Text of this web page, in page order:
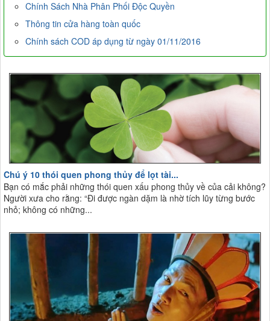
Chính Sách Nhà Phân Phối Độc Quyền
Thông tin cửa hàng toàn quốc
Chính sách COD áp dụng từ ngày 01/11/2016
Chú ý 10 thói quen phong thủy để lọt tài...
Bạn có mắc phải những thói quen xấu phong thủy về của cải không?
Người xưa cho rằng: “Đi được ngàn dặm là nhờ tích lũy từng bước
nhỏ; không có những...